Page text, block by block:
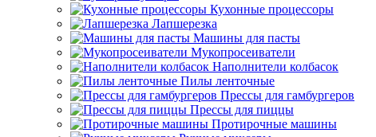
Кухонные процессоры
Лапшерезка
Машины для пасты
Мукопросеиватели
Наполнители колбасок
Пилы ленточные
Прессы для гамбургеров
Прессы для пиццы
Протирочные машины